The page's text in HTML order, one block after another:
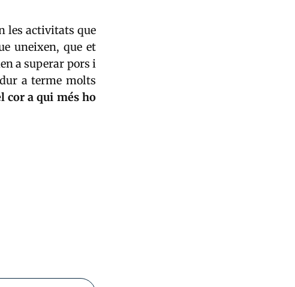
les activitats que
uneixen, que et
a superar pors i
a terme molts
cor a qui més ho